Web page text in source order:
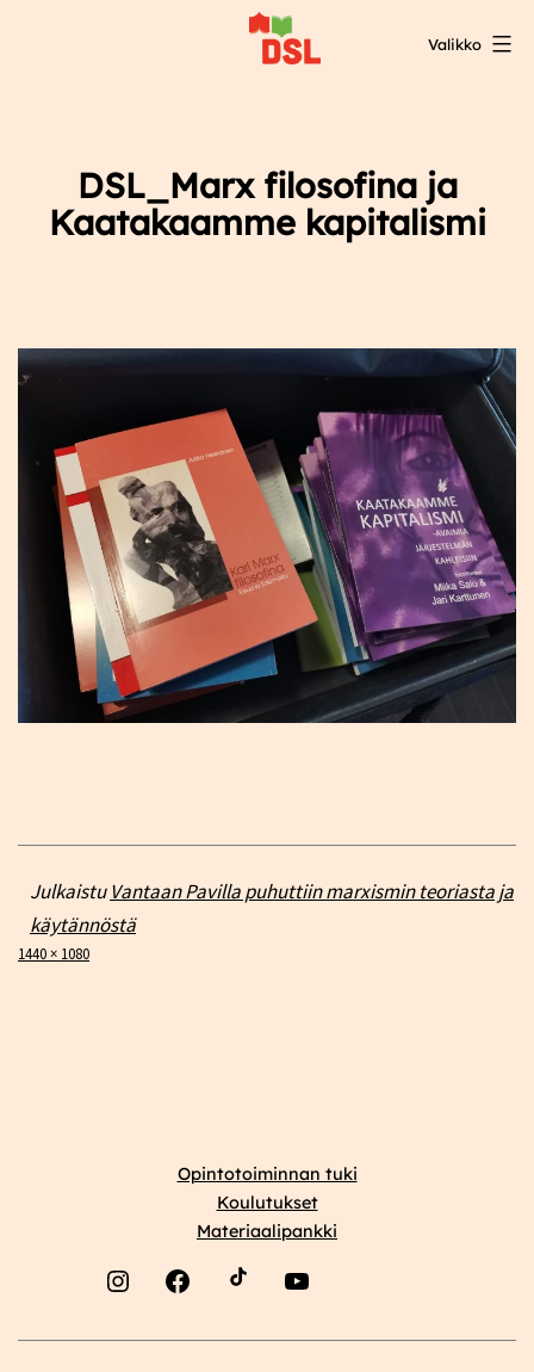
Valikko
DSL_Marx filosofina ja
Kaatakaamme kapitalismi
JulkaistuVantaan Pavilla puhuttiin marxismin teoriasta ja
käytännöstä
Täysikokoinen
1440 × 1080
Opintotoiminnan tuki
Koulutukset
Materiaalipankki